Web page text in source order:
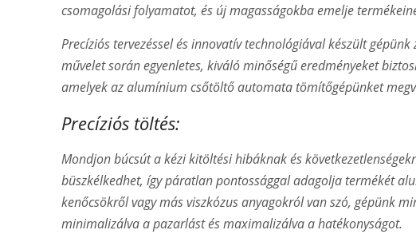
csomagolási folyamatot, és új magasságokba emelje
Precíziós tervezéssel és innovatív technológiával készült
művelet során egyenletes, kiváló minőségű eredményeket
amelyek az alumínium csőtöltő automata tömítőgépünket
Precíziós töltés:
Mondjon búcsút a kézi kitöltési hibáknak és
büszkélkedhet, így páratlan pontossággal adagolja termékét
kenőcsökről vagy más viszkózus anyagokról van szó, gépünk
minimalizálva a pazarlást és maximalizálva a hatékonyságot.